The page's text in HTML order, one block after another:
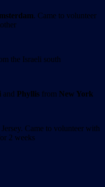
. Came to volunteer
the Israeli south
and Phyllis from New York
Came to volunteer with
2 weeks